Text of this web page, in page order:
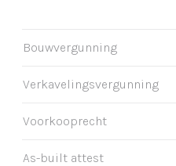
Bouwvergunning
Verkavelingsvergunning
Voorkooprecht
As-built attest